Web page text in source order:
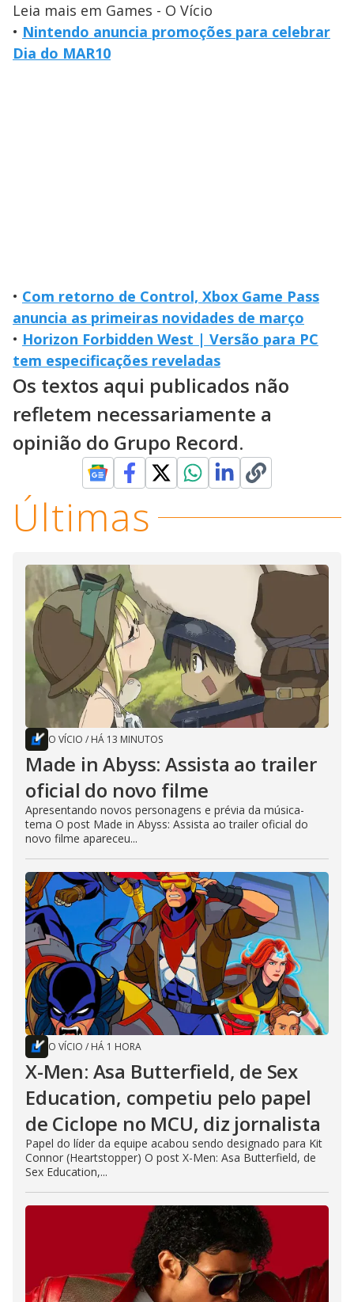
Leia mais em Games - O Vício
• Nintendo anuncia promoções para celebrar
Dia do MAR10
• Com retorno de Control, Xbox Game Pass
anuncia as primeiras novidades de março
• Horizon Forbidden West | Versão para PC
tem especificações reveladas
Os textos aqui publicados não
refletem necessariamente a
opinião do Grupo Record.
Últimas
O VÍCIO / HÁ 13 MINUTOS
Made in Abyss: Assista ao trailer
oficial do novo filme
Apresentando novos personagens e prévia da música-
tema O post Made in Abyss: Assista ao trailer oficial do
novo filme apareceu...
O VÍCIO / HÁ 1 HORA
X-Men: Asa Butterfield, de Sex
Education, competiu pelo papel
de Ciclope no MCU, diz jornalista
Papel do líder da equipe acabou sendo designado para Kit
Connor (Heartstopper) O post X-Men: Asa Butterfield, de
Sex Education,...